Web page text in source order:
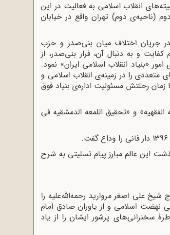
انقلاب اسلامی به فعالیت در این
(ناحیه‌ی دوم) تهران واقع در خیابان
اختلاف میان بنی‌صدر و حزب
و به دنبال آن، فرار بنی‌صدر، از
«بنیاد انقلاب اسلامی ایران» نمود.
متعددی را در زمینه‌ی انقلاب اسلامی و
رحلتش مسئولیت اداره‌ی بنیاد فوق
و «تحقیق اللمعه الدمشقیه فی
این عالم مبارز پیام تسلیتی به شرح
علی اصغر مروارید رحمه‌الله‌علیه را
نهضت اسلامی و از یاوران صادق امام
سخنرانی‌های پرشور ایشان را از یاد